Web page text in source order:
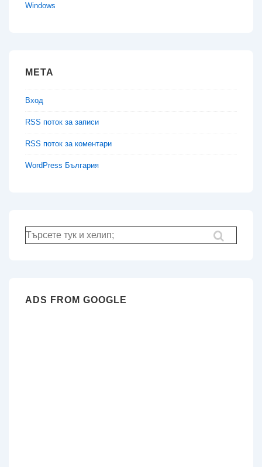
Windows
МЕТА
Вход
RSS поток за записи
RSS поток за коментари
WordPress България
Търсене
за:
ADS FROM GOOGLE